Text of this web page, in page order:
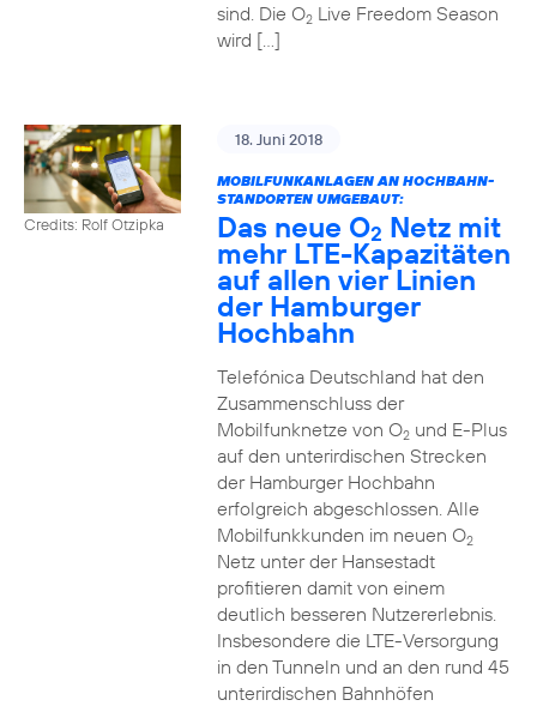
sind. Die O2Live Freedom Season
wird […]
Credits: Rolf Otzipka
18. Juni 2018
MOBILFUNKANLAGEN AN HOCHBAHN-
STANDORTEN UMGEBAUT:
Das neue O2 Netz mit
mehr LTE-Kapazitäten
auf allen vier Linien
der Hamburger
Hochbahn
Telefónica Deutschland hat den
Zusammenschluss der
Mobilfunknetze von O2und E-Plus
auf den unterirdischen Strecken
der Hamburger Hochbahn
erfolgreich abgeschlossen. Alle
Mobilfunkkunden im neuen O2
Netz unter der Hansestadt
profitieren damit von einem
deutlich besseren Nutzererlebnis.
Insbesondere die LTE-Versorgung
in den Tunneln und an den rund 45
unterirdischen Bahnhöfen